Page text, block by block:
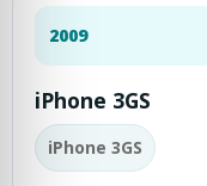
2009
iPhone 3GS
iPhone 3GS